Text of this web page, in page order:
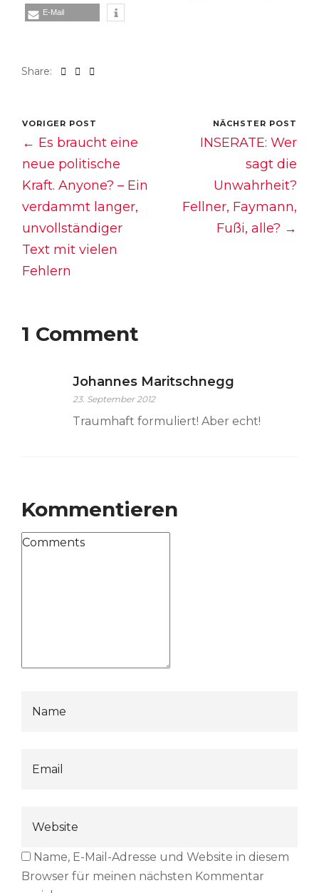
E-Mail
Share:
VORIGER POST
← Es braucht eine
neue politische
Kraft. Anyone? – Ein
verdammt langer,
unvollständiger
Text mit vielen
Fehlern
NÄCHSTER POST
INSERATE: Wer
sagt die
Unwahrheit?
Fellner, Faymann,
Fußi, alle? →
1 Comment
Johannes Maritschnegg
23. September 2012
Traumhaft formuliert! Aber echt!
Kommentieren
Name, E-Mail-Adresse und Website in diesem
Browser für meinen nächsten Kommentar